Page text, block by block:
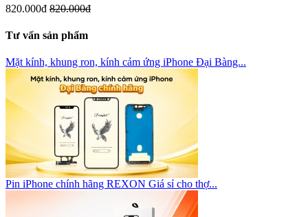
820.000đ 820.000đ
Tư vấn sản phẩm
Mặt kính, khung ron, kính cảm ứng iPhone Đại Bàng...
Pin iPhone chính hãng REXON Giá sỉ cho thợ...